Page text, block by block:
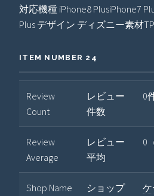
対応機種 iPhone8 PlusiPhone7
Plus デザイン ディズニー素材
ITEM NUMBER 24
Review
Count
レビュー
件数
0
Review
Average
レビュー
平均
0
Shop Name ショップ